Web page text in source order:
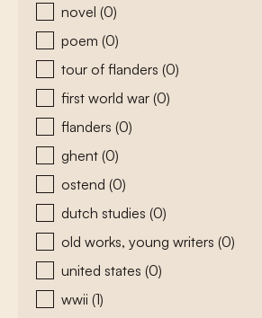
novel (0)
poem (0)
tour of flanders (0)
first world war (0)
flanders (0)
ghent (0)
ostend (0)
dutch studies (0)
old works, young writers (0)
united states (0)
wwii (1)